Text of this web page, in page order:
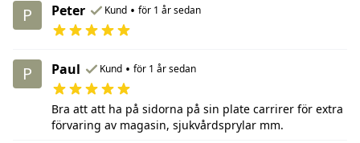
P Peter Kund • för 1 år sedan
P Paul Kund • för 1 år sedan
Bra att att ha på sidorna på sin plate carrirer för extra
förvaring av magasin, sjukvårdsprylar mm.